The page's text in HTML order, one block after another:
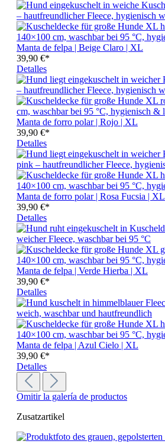
Manta de felpa | Beige Claro | XL
39,90 €*
Detalles
Manta de forro polar | Rojo | XL
39,90 €*
Detalles
Manta de forro polar | Rosa Fucsia | XL
39,90 €*
Detalles
Manta de felpa | Verde Hierba | XL
39,90 €*
Detalles
Manta de felpa | Azul Cielo | XL
39,90 €*
Detalles
Omitir la galería de productos
Zusatzartikel